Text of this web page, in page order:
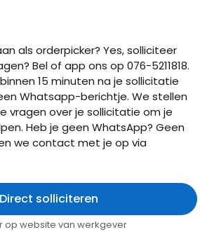
als orderpicker? Yes, solliciteer
Bel of app ons op 076-5211818.
15 minuten na je sollicitatie
Whatsapp-berichtje. We stellen
vragen over je sollicitatie om je
Heb je geen WhatsApp? Geen
we contact met je op via
Direct solliciteren
op website van werkgever